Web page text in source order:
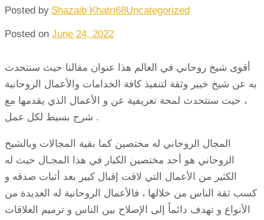
Posted by Shazaib Khatri68Uncategorized
Posted on June 24, 2022
أقوى شيخ روحاني في العالم هذا عنوان مقالنا حيث سنتحدث
به عن شيخ خبير وثقة لتنفيذ كافة الخدامات والأعمال الروحانية
، حيث سنتحدث لمحة تعريفية عن و الأعمال الذي يقدمها مع
شرح بسيط لكل عمل .
المجال الروحاني له مختصين كما بقية المجالات وبالشيخ
الروحاني هو أحد مختصين الكبار في هذا المجـال حيث له
الكثير من الأعمال التي لاقت إقبال كبير بعد أثبات صدقه و
كسب ثقة الناس من خلالها ، فالأعمال الروحانية له العديدة من
الأنواع و تهدف دائماً إلى الإصلاح بين الناس و ترميم العلاقات